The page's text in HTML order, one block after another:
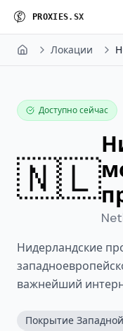
PROXI ES. SX
Home Локации
Доступно сейчас
🇳🇱
Нидерландские
важнейший
Покрытие